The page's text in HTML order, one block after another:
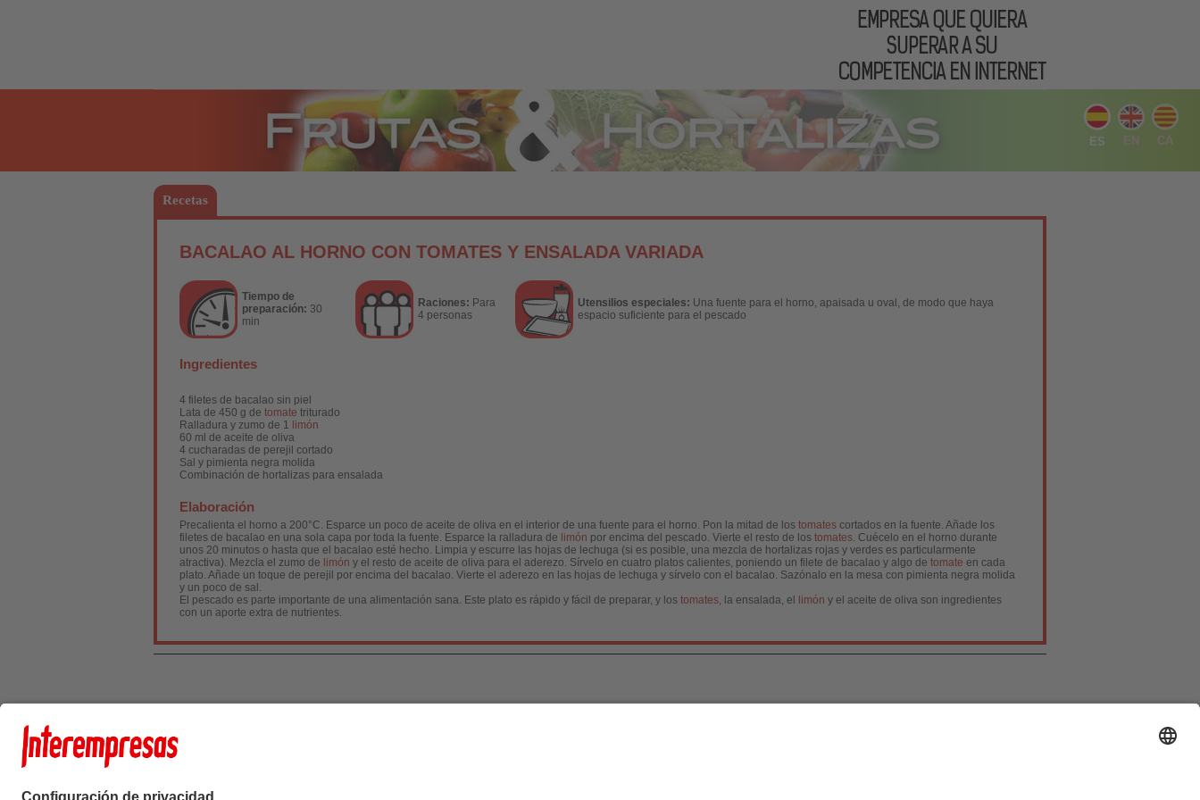
Hortalizas
ES EN CA
Recetas
BACALAO AL HORNO CON TOMATES Y ENSALADA VARIADA
Tiempo de
preparación: 30
min
Raciones: Para
4 personas
Utensilios especiales: Una fuente para el horno, apaisada u oval, de modo que haya
espacio suficiente para el pescado
Ingredientes
4 filetes de bacalao sin piel
Lata de 450 g de tomate triturado
Ralladura y zumo de 1 limón
60 ml de aceite de oliva
4 cucharadas de perejil cortado
Sal y pimienta negra molida
Combinación de hortalizas para ensalada
Elaboración
Precalienta el horno a 200°C. Esparce un poco de aceite de oliva en el interior de una fuente para el horno. Pon la mitad de los tomates cortados en la fuente. Añade los
filetes de bacalao en una sola capa por toda la fuente. Esparce la ralladura de limón por encima del pescado. Vierte el resto de los tomates. Cuécelo en el horno durante
unos 20 minutos o hasta que el bacalao esté hecho. Limpia y escurre las hojas de lechuga (si es posible, una mezcla de hortalizas rojas y verdes es particularmente
atractiva). Mezcla el zumo de limón y el resto de aceite de oliva para el aderezo. Sírvelo en cuatro platos calientes, poniendo un filete de bacalao y algo de tomate en cada
plato. Añade un toque de perejil por encima del bacalao. Vierte el aderezo en las hojas de lechuga y sírvelo con el bacalao. Sazónalo en la mesa con pimienta negra molida
y un poco de sal.
El pescado es parte importante de una alimentación sana. Este plato es rápido y fácil de preparar, y los tomates, la ensalada, el limón y el aceite de oliva son ingredientes
con un aporte extra de nutrientes.